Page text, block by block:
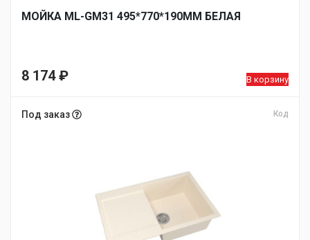
МОЙКА ML-GM31 495*770*190ММ БЕЛАЯ
8 174₽ В корзину
Под заказ Код